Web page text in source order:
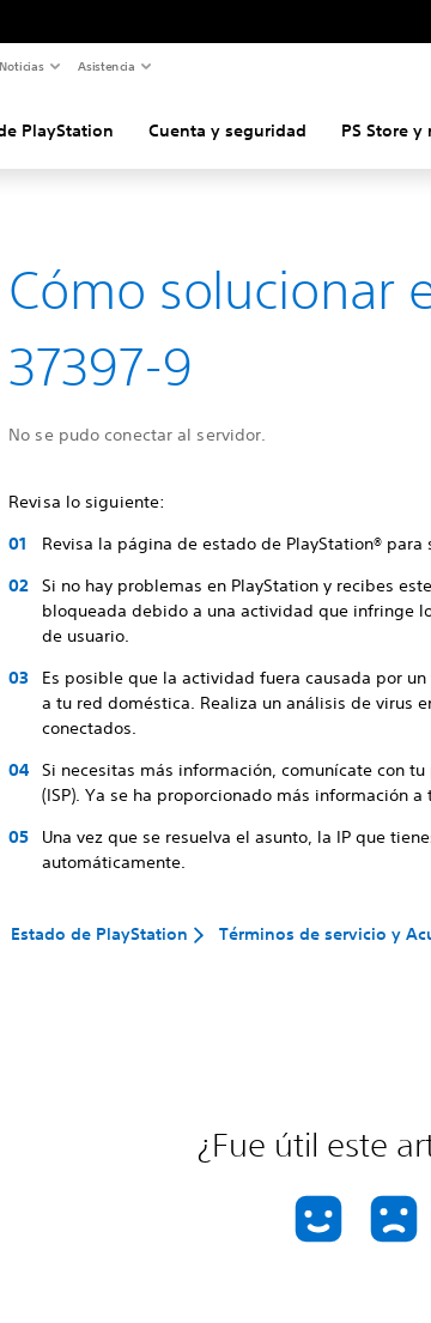
Noticias Asistencia
PlayStation Cuenta y seguridad PS Store y
Cómo solucionar
37397-9
No se pudo conectar al servidor.
Revisa lo siguiente:
Revisa la página de estado de PlayStation®
Si no hay problemas en PlayStation y recibes
bloqueada debido a una actividad que infringe
de usuario.
Es posible que la actividad fuera causada por
a tu red doméstica. Realiza un análisis de virus
conectados.
Si necesitas más información, comunícate con
(ISP). Ya se ha proporcionado más información a
Una vez que se resuelva el asunto, la IP que
automáticamente.
Estado de PlayStation Términos de servicio y
¿Fue útil este